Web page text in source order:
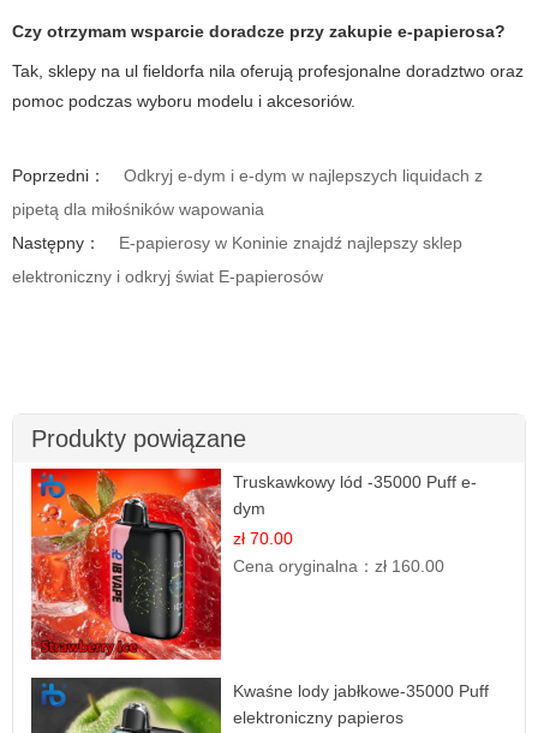
Czy otrzymam wsparcie doradcze przy zakupie e-papierosa?
Tak, sklepy na ul fieldorfa nila oferują profesjonalne doradztwo oraz
pomoc podczas wyboru modelu i akcesoriów.
Poprzedni：
Odkryj e-dym i e-dym w najlepszych liquidach z
pipetą dla miłośników wapowania
Następny：
E-papierosy w Koninie znajdź najlepszy sklep
elektroniczny i odkryj świat E-papierosów
Produkty powiązane
Truskawkowy lód -35000 Puff e-
dym
zł 70.00
Cena oryginalna：zł 160.00
Kwaśne lody jabłkowe-35000 Puff
elektroniczny papieros